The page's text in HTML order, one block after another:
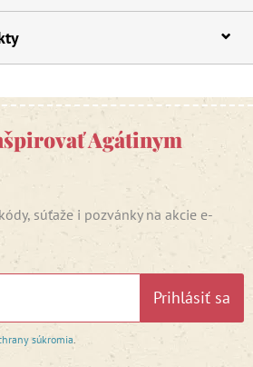
Agátinym
súťaže i pozvánky na akcie e-
Prihlásiť sa
súkromia